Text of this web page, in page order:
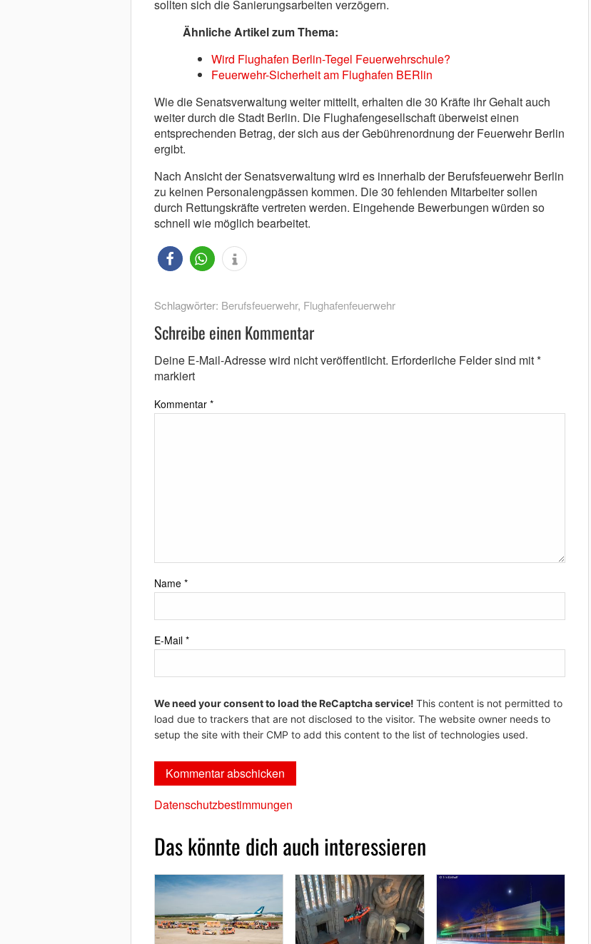
sollten sich die Sanierungsarbeiten verzögern.
Ähnliche Artikel zum Thema:
Wird Flughafen Berlin-Tegel Feuerwehrschule?
Feuerwehr-Sicherheit am Flughafen BERlin
Wie die Senatsverwaltung weiter mitteilt, erhalten die 30 Kräfte ihr Gehalt auch
weiter durch die Stadt Berlin. Die Flughafengesellschaft überweist einen
entsprechenden Betrag, der sich aus der Gebührenordnung der Feuerwehr Berlin
ergibt.
Nach Ansicht der Senatsverwaltung wird es innerhalb der Berufsfeuerwehr Berlin
zu keinen Personalengpässen kommen. Die 30 fehlenden Mitarbeiter sollen
durch Rettungskräfte vertreten werden. Eingehende Bewerbungen würden so
schnell wie möglich bearbeitet.
Schlagwörter: Berufsfeuerwehr, Flughafenfeuerwehr
Schreibe einen Kommentar
Deine E-Mail-Adresse wird nicht veröffentlicht. Erforderliche Felder sind mit*
markiert
Kommentar *
Name *
E-Mail *
We need your consent to load the ReCaptcha service! This content is not permitted to
load due to trackers that are not disclosed to the visitor. The website owner needs to
setup the site with their CMP to add this content to the list of technologies used.
Datenschutzbestimmungen
Das könnte dich auch interessieren